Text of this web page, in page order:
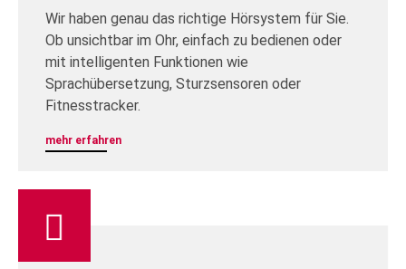
Wir haben genau das richtige Hörsystem für Sie.
Ob unsichtbar im Ohr, einfach zu bedienen oder
mit intelligenten Funktionen wie
Sprachübersetzung, Sturzsensoren oder
Fitnesstracker.
mehr erfahren